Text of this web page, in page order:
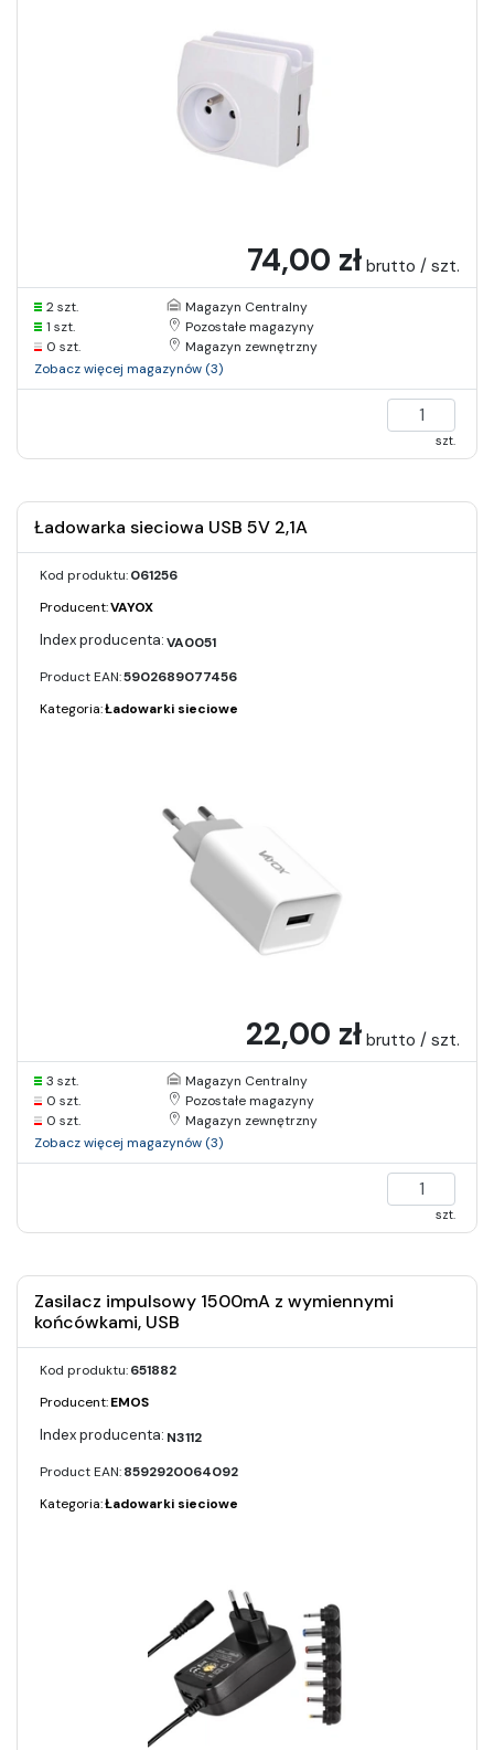
74,00 zł brutto / szt.
2 szt.
Magazyn Centralny
1 szt.
Pozostałe magazyny
0 szt.
Magazyn zewnętrzny
Zobacz więcej magazynów (3)
szt.
Ładowarka sieciowa USB 5V 2,1A
Kod produktu:061256
Producent:VAYOX
VA0051
Product EAN:5902689077456
Kategoria:Ładowarki sieciowe
22,00 zł brutto / szt.
3 szt.
Magazyn Centralny
0 szt.
Pozostałe magazyny
0 szt.
Magazyn zewnętrzny
Zobacz więcej magazynów (3)
szt.
Zasilacz impulsowy 1500mA z wymiennymi
końcówkami, USB
Kod produktu:651882
Producent:EMOS
N3112
Product EAN:8592920064092
Kategoria:Ładowarki sieciowe